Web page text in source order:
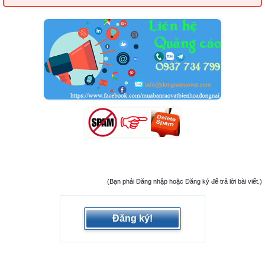
(Bạn phải Đăng nhập hoặc Đăng ký để trả lời bài viết.)
Đăng ký!